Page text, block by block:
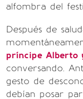
alfombra del
Después de
príncipe Alberto
conversando.
gesto de
debían posar